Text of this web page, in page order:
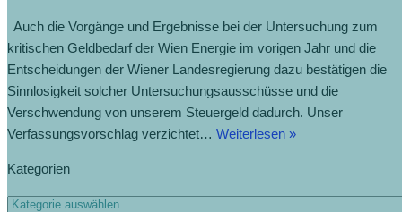
Auch die Vorgänge und Ergebnisse bei der Untersuchung zum
kritischen Geldbedarf der Wien Energie im vorigen Jahr und die
Entscheidungen der Wiener Landesregierung dazu bestätigen die
Sinnlosigkeit solcher Untersuchungsausschüsse und die
Verschwendung von unserem Steuergeld dadurch. Unser
Verfassungsvorschlag verzichtet… Weiterlesen »
Kategorien